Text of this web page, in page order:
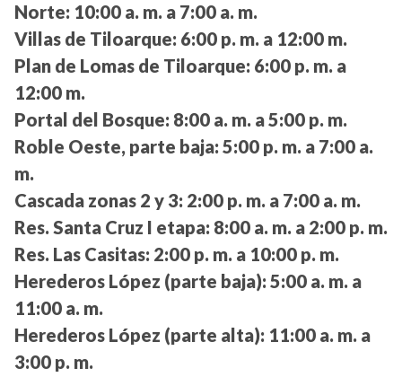
Norte: 10:00 a. m. a 7:00 a. m.
Villas de Tiloarque: 6:00 p. m. a 12:00 m.
Plan de Lomas de Tiloarque: 6:00 p. m. a
12:00 m.
Portal del Bosque: 8:00 a. m. a 5:00 p. m.
Roble Oeste, parte baja: 5:00 p. m. a 7:00 a.
m.
Cascada zonas 2 y 3: 2:00 p. m. a 7:00 a. m.
Res. Santa Cruz I etapa: 8:00 a. m. a 2:00 p. m.
Res. Las Casitas: 2:00 p. m. a 10:00 p. m.
Herederos López (parte baja): 5:00 a. m. a
11:00 a. m.
Herederos López (parte alta): 11:00 a. m. a
3:00 p. m.